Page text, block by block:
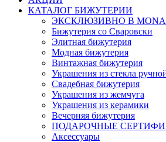
КАТАЛОГ БИЖУТЕРИИ
ЭКСКЛЮЗИВНО В MONA
Бижутерия со Сваровски
Элитная бижутерия
Модная бижутерия
Винтажная бижутерия
Украшения из стекла
Свадебная бижутерия
Украшения из жемчуга
Украшения из керамики
Вечерняя бижутерия
ПОДАРОЧНЫЕ
Аксессуары